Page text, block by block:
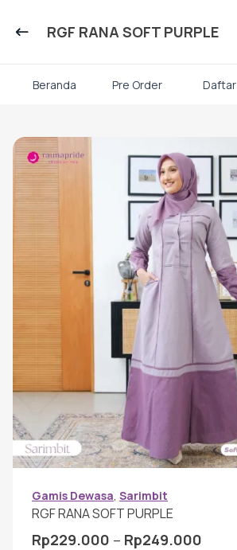
Skip
content
RGF RANA SOFT PURPLE
Beranda Pre Order Daftar
Atasan
Kaos kaki
Mukena
Gamis Dewasa
Baju Koko Dewasa
Gamis Anak-anak
Baju Koko Anak
Hijab
Gamis Dewasa, Sarimbit
RGF RANA SOFT PURPLE
Rp229.000 – Rp249.000